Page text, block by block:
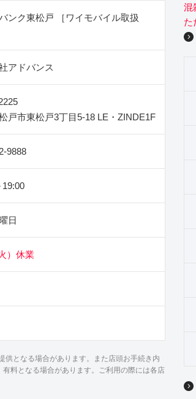
ンク東松戸 ［ワイモバイル取扱
アドバンス
戸市東松戸3丁目5‐18 LE・ZINDE1F
9888
19:00
日
）休業
となる場合があります。また店頭お手続き内
料となる場合があります。ご利用の際には各店
混
た